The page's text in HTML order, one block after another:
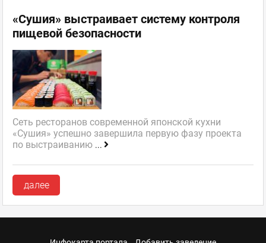
«Сушия» выстраивает систему контроля
пищевой безопасности
Сеть ресторанов современной японской кухни
«Сушия» успешно завершила первую фазу проекта
по выстраиванию ...
далее